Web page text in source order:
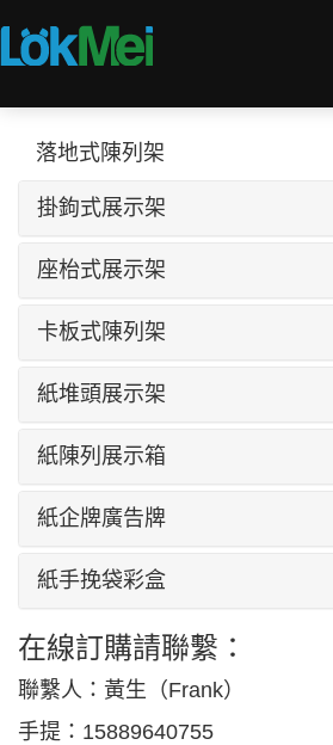
落地式陳列架
掛鉤式展示架
座枱式展示架
卡板式陳列架
紙堆頭展示架
紙陳列展示箱
紙企牌廣告牌
紙手挽袋彩盒
在線訂購請聯繫：
聯繫人：黃生（Frank）
手提：15889640755